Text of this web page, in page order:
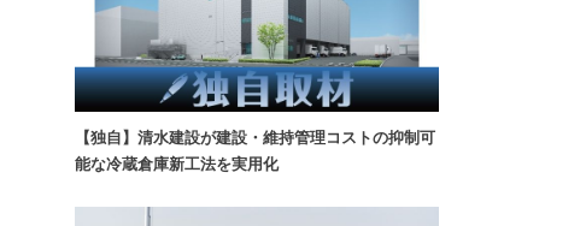
【独自】清水建設が建設・維持管理コストの抑制可
能な冷蔵倉庫新工法を実用化